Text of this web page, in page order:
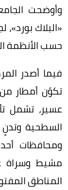
وأوضحت
«البلاك
حسب الأنظمة
فيما أصدر
تكوّن أمطار
عسير، تشمل
السطحية
ومحافظات
مشيط وسراة
المناطق